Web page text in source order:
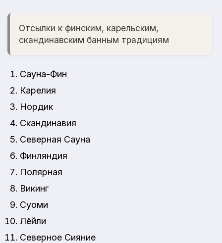
Отсылки к финским, карельским,
скандинавским банным традициям
Сауна-Фин
Карелия
Нордик
Скандинавия
Северная Сауна
Финляндия
Полярная
Викинг
Суоми
Лёйли
Северное Сияние